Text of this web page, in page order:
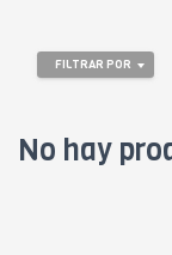
FILTRAR POR
No hay